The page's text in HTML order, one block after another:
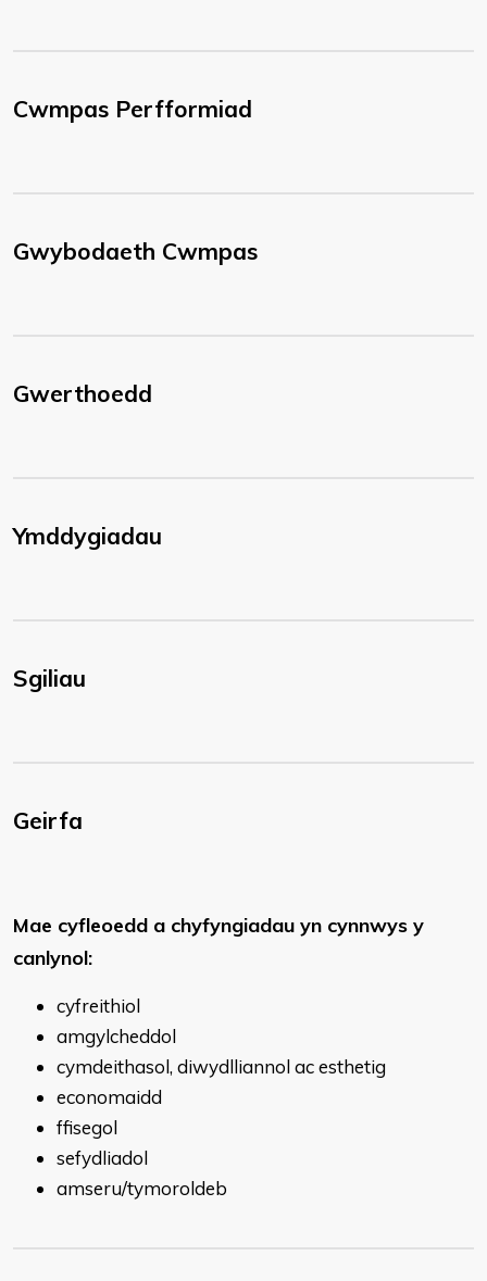
Cwmpas Perfformiad
Gwybodaeth Cwmpas
Gwerthoedd
Ymddygiadau
Sgiliau
Geirfa
Mae cyfleoedd a chyfyngiadau yn cynnwys y
canlynol:
cyfreithiol
amgylcheddol
cymdeithasol, diwydlliannol ac esthetig
economaidd
ffisegol
sefydliadol
amseru/tymoroldeb